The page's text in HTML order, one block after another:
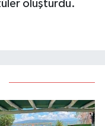
oluşturdu.